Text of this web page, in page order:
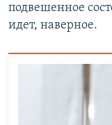
подвешенное
идет, наверное.